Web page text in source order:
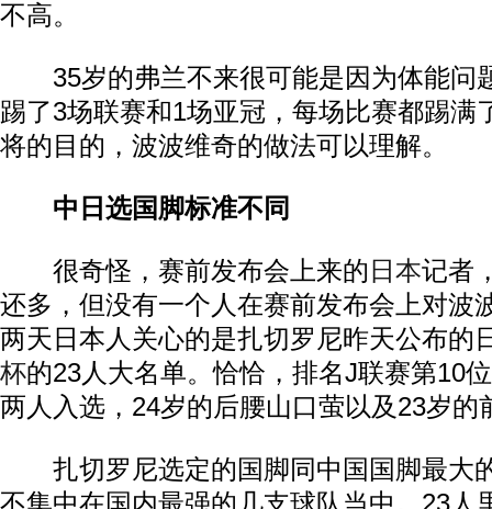
不高。
35岁的弗兰不来很可能是因为体能问
踢了3场联赛和1场亚冠，每场比赛都踢满
将的目的，波波维奇的做法可以理解。
中日选国脚标准不同
很奇怪，赛前发布会上来的 日本记者
还多，但没有一个人在赛前发布会上对波
两天日本人关心的是扎切罗尼昨天公布的
杯的23人大名单。恰恰，排名J联赛第10
两人入选，24岁的后腰山口萤以及23岁的
扎切罗尼选定的国脚同中国国脚最大